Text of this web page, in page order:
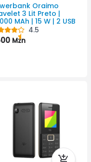
Oraimo
3 Lit Preto |
MAh | 15 W | 2 USB
4.5
Mzn